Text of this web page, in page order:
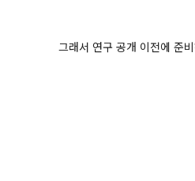
그래서 연구 공개 이전에 준